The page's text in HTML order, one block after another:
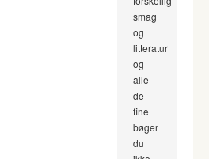
smag
og
litteratur
og
alle
de
fine
bøger
du